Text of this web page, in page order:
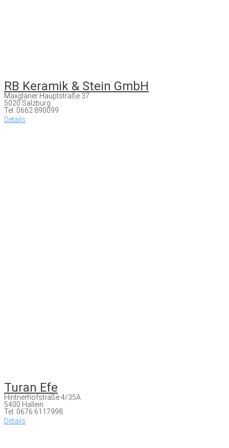
RB Keramik & Stein GmbH
Maxglaner Hauptstraße 37
5020 Salzburg
Tel: 0662 890099
Details
Turan Efe
Hintnerhofstraße 4/35A
5400 Hallein
Tel: 0676 6117998
Details